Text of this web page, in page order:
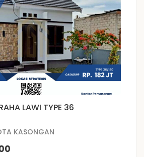
LAWI TYPE 36
KASONGAN